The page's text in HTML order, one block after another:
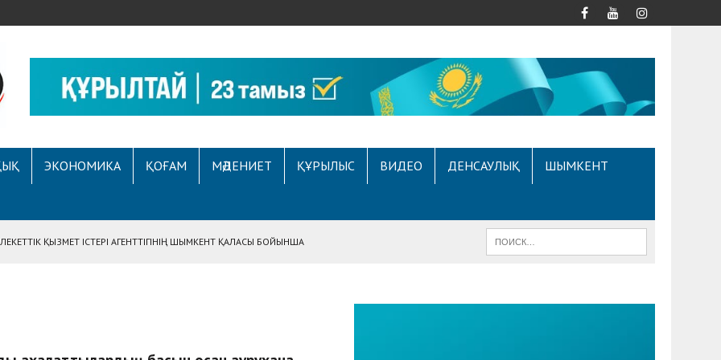
ЭКОНОМИКА ҚОҒАМ МӘДЕНИЕТ ҚҰРЫЛЫС ВИДЕО ДЕНСАУЛЫҚ ШЫМКЕНТ
ҚЫЗМЕТ ІСТЕРІ АГЕНТТІГІНІҢ ШЫМКЕНТ ҚАЛАСЫ БОЙЫНША
СҰХБАТ БЕРІЛДІ